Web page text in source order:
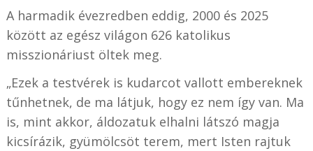
A harmadik évezredben eddig, 2000 és 2025
között az egész világon 626 katolikus
misszionáriust öltek meg.
„Ezek a testvérek is kudarcot vallott embereknek
tűnhetnek, de ma látjuk, hogy ez nem így van. Ma
is, mint akkor, áldozatuk elhalni látszó magja
kicsírázik, gyümölcsöt terem, mert Isten rajtuk